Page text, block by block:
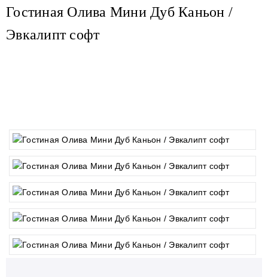
Гостиная Олива Мини Дуб Каньон /
Эвкалипт софт